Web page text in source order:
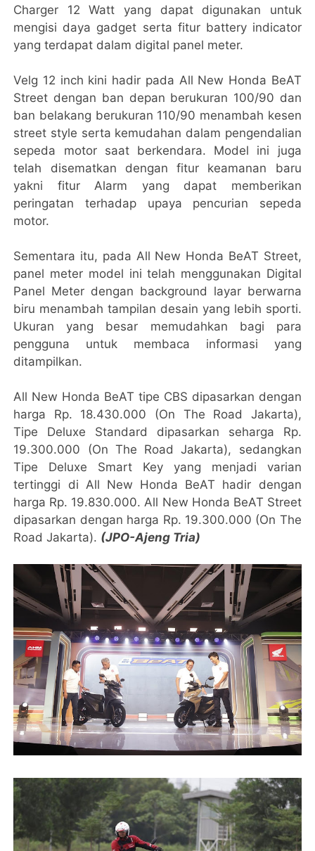
Charger 12 Watt yang dapat digunakan untuk
mengisi daya gadget serta fitur battery indicator
yang terdapat dalam digital panel meter.
Velg 12 inch kini hadir pada All New Honda BeAT
Street dengan ban depan berukuran 100/90 dan
ban belakang berukuran 110/90 menambah kesen
street style serta kemudahan dalam pengendalian
sepeda motor saat berkendara. Model ini juga
telah disematkan dengan fitur keamanan baru
yakni fitur Alarm yang dapat memberikan
peringatan terhadap upaya pencurian sepeda
motor.
Sementara itu, pada All New Honda BeAT Street,
panel meter model ini telah menggunakan Digital
Panel Meter dengan background layar berwarna
biru menambah tampilan desain yang lebih sporti.
Ukuran yang besar memudahkan bagi para
pengguna untuk membaca informasi yang
ditampilkan.
All New Honda BeAT tipe CBS dipasarkan dengan
harga Rp. 18.430.000 (On The Road Jakarta),
Tipe Deluxe Standard dipasarkan seharga Rp.
19.300.000 (On The Road Jakarta), sedangkan
Tipe Deluxe Smart Key yang menjadi varian
tertinggi di All New Honda BeAT hadir dengan
harga Rp. 19.830.000. All New Honda BeAT Street
dipasarkan dengan harga Rp. 19.300.000 (On The
Road Jakarta). (JPO-Ajeng Tria)